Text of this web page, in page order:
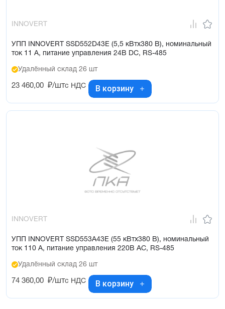
INNOVERT
УПП INNOVERT SSD552D43E (5,5 кВтx380 В), номинальный
ток 11 А, питание управления 24В DC, RS-485
Удалённый склад 26 шт
23 460,00 ₽/штс НДС В корзину
INNOVERT
УПП INNOVERT SSD553A43E (55 кВтx380 В), номинальный
ток 110 А, питание управления 220В AC, RS-485
Удалённый склад 26 шт
74 360,00 ₽/штс НДС В корзину